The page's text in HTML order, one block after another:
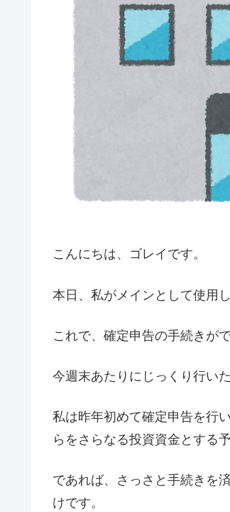
こんにちは、ゴレイです。
本日、私がメインとして使用
これで、確定申告の手続きがで
今週末あたりにじっくり行い
私は昨年初めて確定申告を行
らをさらなる投資資金とする予
であれば、さっさと手続きを
けです。